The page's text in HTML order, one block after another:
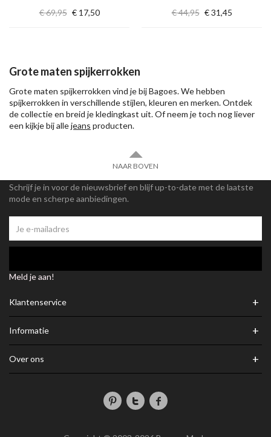
€ 69,95 € 17,50 € 44,95 € 31,45
Grote maten spijkerrokken
Grote maten spijkerrokken vind je bij Bagoes. We hebben
spijkerrokken in verschillende stijlen, kleuren en merken. Ontdek
de collectie en breid je kledingkast uit. Of neem je toch nog liever
een kijkje bij allejeans producten.
NAAR BOVEN
Schrijf je in voor de nieuwsbrief en blijf up-to-date met de laatste
mode en scherpe aanbiedingen.
Meld je aan!
Klantenservice +
Informatie +
Over ons +